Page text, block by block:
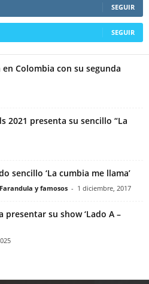
SEGUIR
SEGUIR
en Colombia con su segunda
2021 presenta su sencillo “La
sencillo ‘La cumbia me llama’
y famosos - 1 diciembre, 2017
presentar su show ‘Lado A –